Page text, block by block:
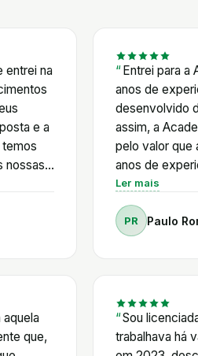
entrei na
e a
nossas
em
que,
Entrei para a
anos de
desenvolvido
assim, a
pelo valor que
anos de
encontrar
formas de otimizar
percurso, já
o apoio do
Num
acesso a este
ativa permite
Ler mais
PR Paulo
Sou
trabalhava há